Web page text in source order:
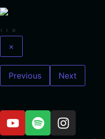
‹ › ×
×
Previous Next